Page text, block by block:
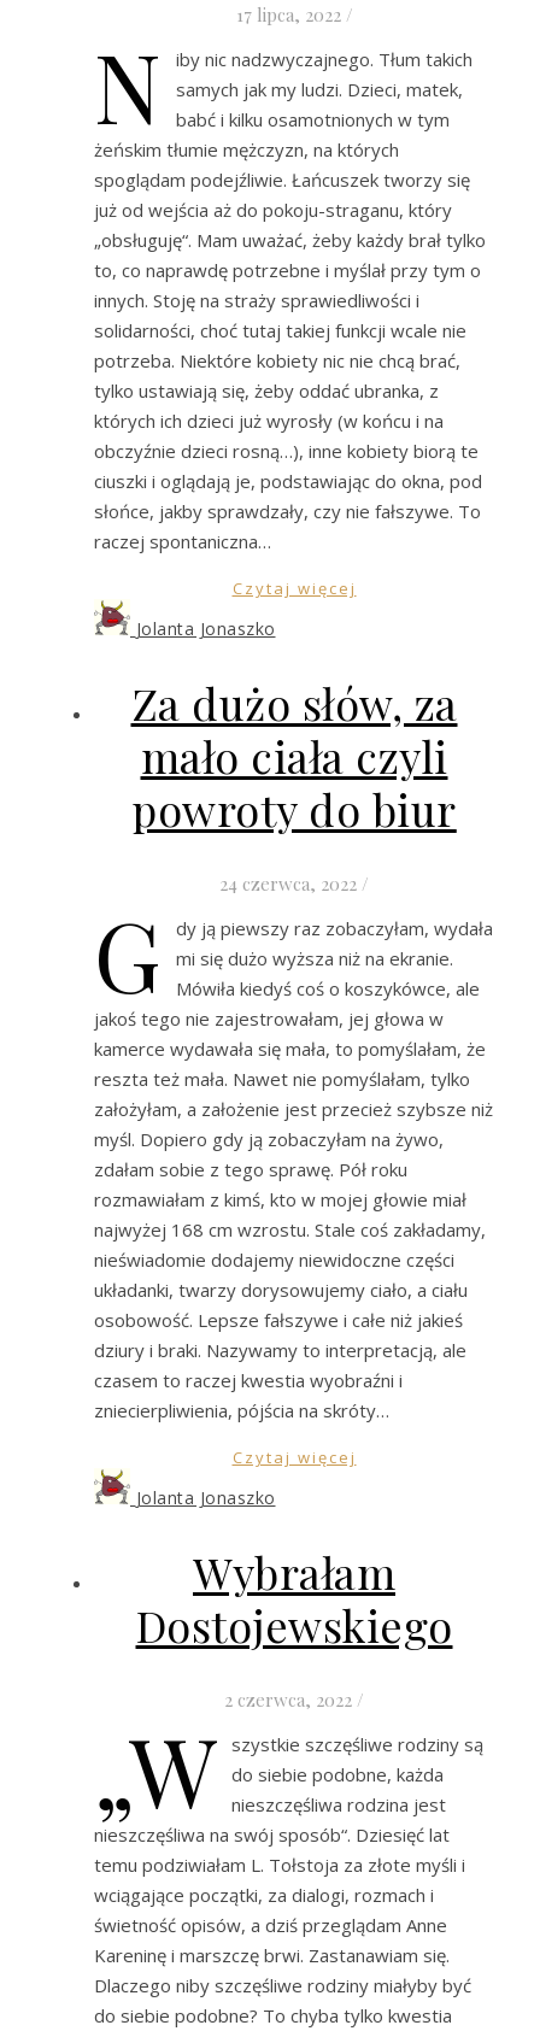
17 lipca, 2022 /
N
iby nic nadzwyczajnego. Tłum takich
samych jak my ludzi. Dzieci, matek,
babć i kilku osamotnionych w tym
żeńskim tłumie mężczyzn, na których
spoglądam podejźliwie. Łańcuszek tworzy się
już od wejścia aż do pokoju-straganu, który
„obsługuję“. Mam uważać, żeby każdy brał tylko
to, co naprawdę potrzebne i myślał przy tym o
innych. Stoję na straży sprawiedliwości i
solidarności, choć tutaj takiej funkcji wcale nie
potrzeba. Niektóre kobiety nic nie chcą brać,
tylko ustawiają się, żeby oddać ubranka, z
których ich dzieci już wyrosły (w końcu i na
obczyźnie dzieci rosną…), inne kobiety biorą te
ciuszki i oglądają je, podstawiając do okna, pod
słońce, jakby sprawdzały, czy nie fałszywe. To
raczej spontaniczna…
Czytaj więcej
Jolanta Jonaszko
Za dużo słów, za
mało ciała czyli
powroty do biur
24 czerwca, 2022 /
G
dy ją piewszy raz zobaczyłam, wydała
mi się dużo wyższa niż na ekranie.
Mówiła kiedyś coś o koszykówce, ale
jakoś tego nie zajestrowałam, jej głowa w
kamerce wydawała się mała, to pomyślałam, że
reszta też mała. Nawet nie pomyślałam, tylko
założyłam, a założenie jest przecież szybsze niż
myśl. Dopiero gdy ją zobaczyłam na żywo,
zdałam sobie z tego sprawę. Pół roku
rozmawiałam z kimś, kto w mojej głowie miał
najwyżej 168 cm wzrostu. Stale coś zakładamy,
nieświadomie dodajemy niewidoczne części
układanki, twarzy dorysowujemy ciało, a ciału
osobowość. Lepsze fałszywe i całe niż jakieś
dziury i braki. Nazywamy to interpretacją, ale
czasem to raczej kwestia wyobraźni i
zniecierpliwienia, pójścia na skróty…
Czytaj więcej
Jolanta Jonaszko
Wybrałam
Dostojewskiego
2 czerwca, 2022 /
„W
szystkie szczęśliwe rodziny są
do siebie podobne, każda
nieszczęśliwa rodzina jest
nieszczęśliwa na swój sposób“. Dziesięć lat
temu podziwiałam L. Tołstoja za złote myśli i
wciągające początki, za dialogi, rozmach i
świetność opisów, a dziś przeglądam Anne
Kareninę i marszczę brwi. Zastanawiam się.
Dlaczego niby szczęśliwe rodziny miałyby być
do siebie podobne? To chyba tylko kwestia